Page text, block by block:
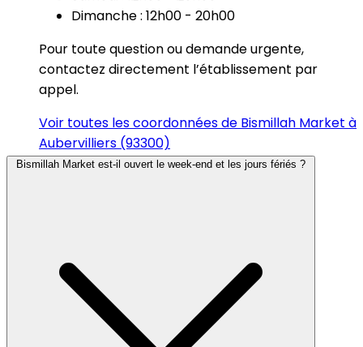
Dimanche : 12h00 - 20h00
Pour toute question ou demande urgente,
contactez directement l’établissement par
appel.
Voir toutes les coordonnées de Bismillah Market à
Aubervilliers (93300)
Bismillah Market est-il ouvert le week-end et les jours fériés ?